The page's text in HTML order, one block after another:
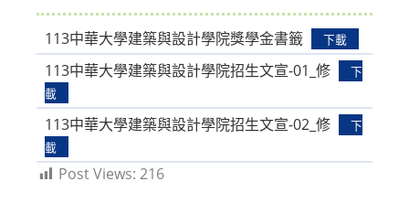
113中華大學建築與設計學院獎學金書籤 下載
113中華大學建築與設計學院招生文宣-01_修
下
載
113中華大學建築與設計學院招生文宣-02_修
下
載
Post Views: 216